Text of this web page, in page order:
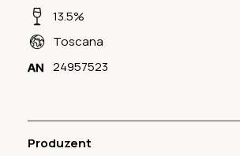
13.5%
Toscana
24957523
Produzent